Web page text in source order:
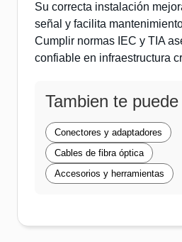
Su correcta instalación
señal y facilita
Cumplir normas IEC y TIA
confiable en infraestructura
Tambien te
Conectores y adaptadores
Cables de fibra óptica
Accesorios y herramientas